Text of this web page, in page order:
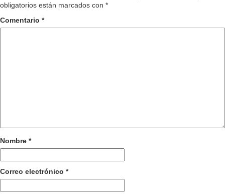
obligatorios están marcados con *
Comentario *
Nombre *
Correo electrónico *